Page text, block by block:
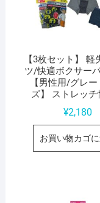
【3枚セット】 軽
ツ/快適ボクサー
【男性用/グレ
ズ】 ストレッ
¥2,180
お買い物カゴ